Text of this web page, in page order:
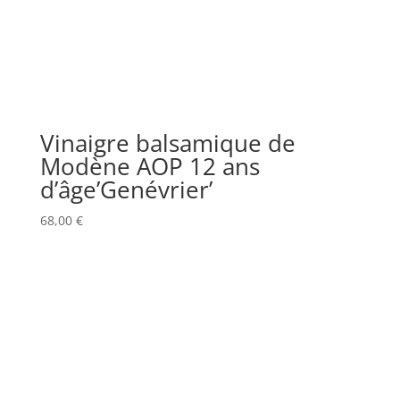
Vinaigre balsamique de
Modène AOP 12 ans
d’âge’Genévrier’
68,00 €